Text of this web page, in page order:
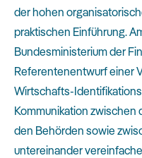
der hohen
praktischen Einführung.
Bundesministerium der
Referentenentwurf einer
Wirtschafts-
Kommunikation
den Behörden sowie
untereinander